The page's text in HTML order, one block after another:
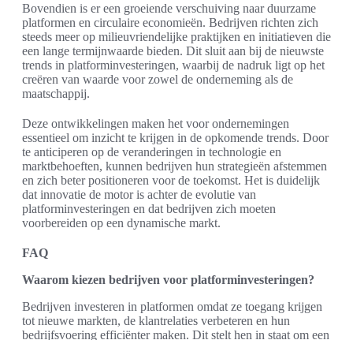
Bovendien is er een groeiende verschuiving naar duurzame
platformen en circulaire economieën. Bedrijven richten zich
steeds meer op milieuvriendelijke praktijken en initiatieven die
een lange termijnwaarde bieden. Dit sluit aan bij de nieuwste
trends in platforminvesteringen, waarbij de nadruk ligt op het
creëren van waarde voor zowel de onderneming als de
maatschappij.
Deze ontwikkelingen maken het voor ondernemingen
essentieel om inzicht te krijgen in de opkomende trends. Door
te anticiperen op de veranderingen in technologie en
marktbehoeften, kunnen bedrijven hun strategieën afstemmen
en zich beter positioneren voor de toekomst. Het is duidelijk
dat innovatie de motor is achter de evolutie van
platforminvesteringen en dat bedrijven zich moeten
voorbereiden op een dynamische markt.
FAQ
Waarom kiezen bedrijven voor platforminvesteringen?
Bedrijven investeren in platformen omdat ze toegang krijgen
tot nieuwe markten, de klantrelaties verbeteren en hun
bedrijfsvoering efficiënter maken. Dit stelt hen in staat om een